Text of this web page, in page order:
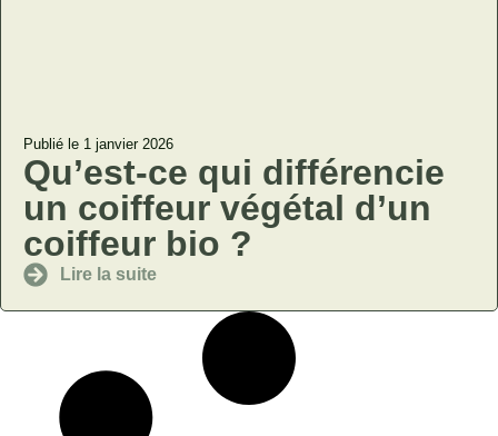
Publié le 1 janvier 2026
Qu’est-ce qui différencie
un coiffeur végétal d’un
coiffeur bio ?
Lire la suite